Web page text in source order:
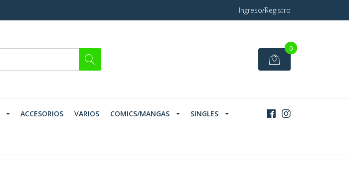
Ingreso/Registro
0
ACCESORIOS VARIOS COMICS/MANGAS SINGLES